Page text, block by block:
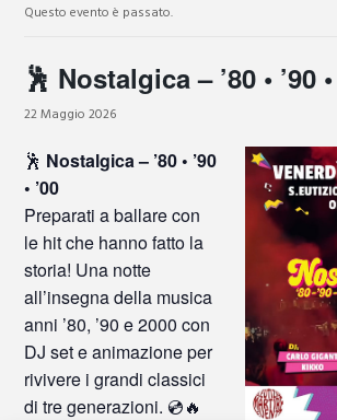
Questo evento è passato.
🕺 Nostalgica – ’80 • ’90 •
22 Maggio 2026
🕺 Nostalgica – ’80 • ’90
• ’00
Preparati a ballare con
le hit che hanno fatto la
storia! Una notte
all’insegna della musica
anni ’80, ’90 e 2000 con
DJ set e animazione per
rivivere i grandi classici
di tre generazioni. 💿🔥